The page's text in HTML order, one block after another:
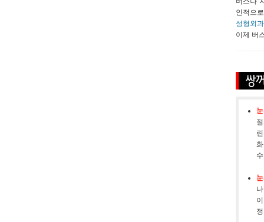
인적으
성형외
이제 버